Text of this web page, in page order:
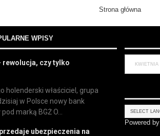
Strona główna
WPISY
rewolucja, czy tylko
holenderski właściciel, grupa
w Polsce nowy bank
marką BGŻ O...
ubezpieczenia na
Powered by